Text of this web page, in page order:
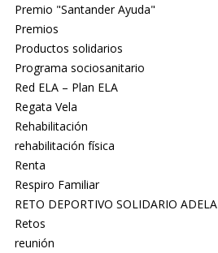
Premio "Santander Ayuda"
Premios
Productos solidarios
Programa sociosanitario
Red ELA – Plan ELA
Regata Vela
Rehabilitación
rehabilitación física
Renta
Respiro Familiar
RETO DEPORTIVO SOLIDARIO
Retos
reunión